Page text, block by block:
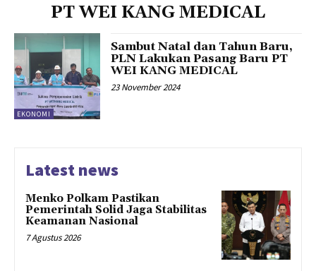
PT WEI KANG MEDICAL
EKONOMI
Sambut Natal dan Tahun Baru,
PLN Lakukan Pasang Baru PT
WEI KANG MEDICAL
23 November 2024
Latest news
Menko Polkam Pastikan
Pemerintah Solid Jaga Stabilitas
Keamanan Nasional
7 Agustus 2026